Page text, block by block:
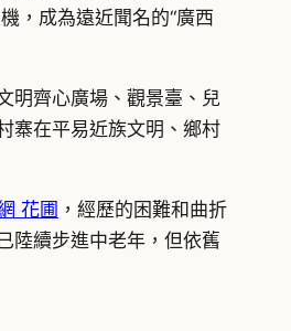
，成為遠近聞名的“廣西
明齊心廣場、觀景臺、兒
寨在平易近族文明、鄉村
花圃 ，經歷的困難和曲折
陸續步進中老年，但依舊